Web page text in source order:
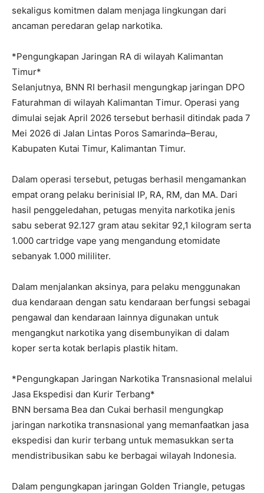
sekaligus komitmen dalam menjaga lingkungan dari
ancaman peredaran gelap narkotika.
*Pengungkapan Jaringan RA di wilayah Kalimantan
Timur*
Selanjutnya, BNN RI berhasil mengungkap jaringan DPO
Faturahman di wilayah Kalimantan Timur. Operasi yang
dimulai sejak April 2026 tersebut berhasil ditindak pada 7
Mei 2026 di Jalan Lintas Poros Samarinda–Berau,
Kabupaten Kutai Timur, Kalimantan Timur.
Dalam operasi tersebut, petugas berhasil mengamankan
empat orang pelaku berinisial IP, RA, RM, dan MA. Dari
hasil penggeledahan, petugas menyita narkotika jenis
sabu seberat 92.127 gram atau sekitar 92,1 kilogram serta
1.000 cartridge vape yang mengandung etomidate
sebanyak 1.000 mililiter.
Dalam menjalankan aksinya, para pelaku menggunakan
dua kendaraan dengan satu kendaraan berfungsi sebagai
pengawal dan kendaraan lainnya digunakan untuk
mengangkut narkotika yang disembunyikan di dalam
koper serta kotak berlapis plastik hitam.
*Pengungkapan Jaringan Narkotika Transnasional melalui
Jasa Ekspedisi dan Kurir Terbang*
BNN bersama Bea dan Cukai berhasil mengungkap
jaringan narkotika transnasional yang memanfaatkan jasa
ekspedisi dan kurir terbang untuk memasukkan serta
mendistribusikan sabu ke berbagai wilayah Indonesia.
Dalam pengungkapan jaringan Golden Triangle, petugas